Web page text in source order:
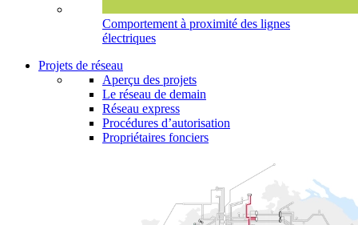
Comportement à proximité des lignes
électriques
Projets de réseau
Aperçu des projets
Le réseau de demain
Réseau express
Procédures d’autorisation
Propriétaires fonciers